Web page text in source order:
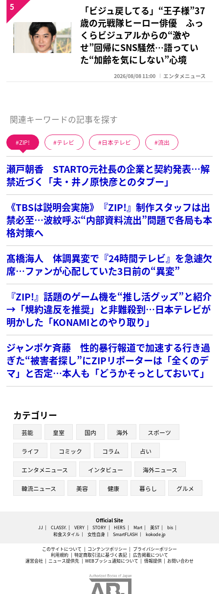
「ビジュ戻してる」“王子様”37
歳の元戦隊ヒーロー俳優 ふっ
くらビジュアルからの“激や
せ”回帰にSNS騒然…語ってい
た“加齢を気にしない”心境
2026/08/08 11:00 エンタメニュース
5
関連キーワードの記事を探す
ZIP! テレビ 日本テレビ 流出
瀬戸朝香 STARTO元社長の企業と契約発表…解
禁近づく「夫・井ノ原快彦とのタブー」
《TBSは説明会実施》『ZIP!』制作スタッフは出
禁必至…波紋呼ぶ“内部資料流出”問題で各局も本
格対策へ
髙橋海人 体調異変で『24時間テレビ』を急遽欠
席…ファンが心配していた3日前の“異変”
『ZIP!』話題のゲーム機を“推し活グッズ”と紹介
→「規約違反を推奨」と非難殺到…日本テレビが
明かした「KONAMIとのやり取り」
ジャンポケ斉藤 性的暴行報道で加速する行き過
ぎた“被害者探し”にZIPリポーターは「全くのデ
マ」と否定…本人も「どうかそっとしておいて」
カテゴリー
芸能 皇室 国内 海外 スポーツ
ライフ コミック コラム 占い
エンタメニュース インタビュー 海外ニュース
韓流ニュース 美容 健康 暮らし グルメ
Official Site
JJ CLASSY. VERY STORY HERS Mart 美ST
bis
和食スタイル
女性自身 SmartFLASH kokode.jp
このサイトについて コンテンツポリシー
プライバシーポリシー
利用規約
特定商取引法に基づく表記
広告掲載について
運営会社
ニュース提供先 WEBプッシュ通知について 情報提供 お問い合わせ